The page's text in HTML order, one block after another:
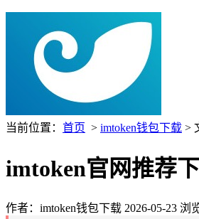
当前位置： 首页 > imtoken钱包下载 >
imtoken官网推荐
作者：imtoken钱包下载 2026-05-23 浏